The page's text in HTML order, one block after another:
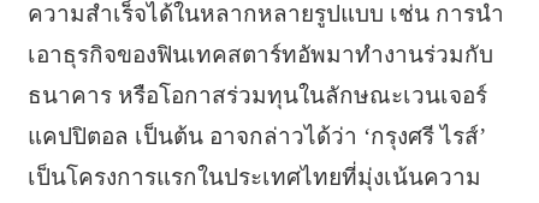
ความสำเร็จได้ในหลากหลายรูปแบบ เช่น การนำ
เอาธุรกิจของฟินเทคสตาร์ทอัพมาทำงานร่วมกับ
ธนาคาร หรือโอกาสร่วมทุนในลักษณะเวนเจอร์
แคปปิตอล เป็นต้น อาจกล่าวได้ว่า ‘กรุงศรี ไรส์’
เป็นโครงการแรกในประเทศไทยที่มุ่งเน้นความ